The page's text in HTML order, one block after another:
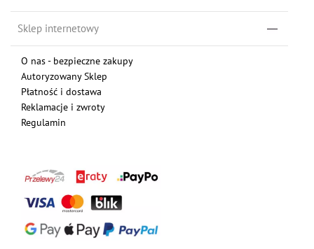
Sklep internetowy
O nas - bezpieczne zakupy
Autoryzowany Sklep
Płatność i dostawa
Reklamacje i zwroty
Regulamin